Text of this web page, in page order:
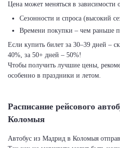
Цена может меняться в зависимости
Сезонности и спроса (высокий
Времени покупки – чем раньше
Если купить билет за 30–39 дней –
40%, за 50+ дней – 50%!
Чтобы получить лучшие цены,
особенно в праздники и летом.
Расписание рейсового
Коломыя
Автобус из Мадрид в Коломыя